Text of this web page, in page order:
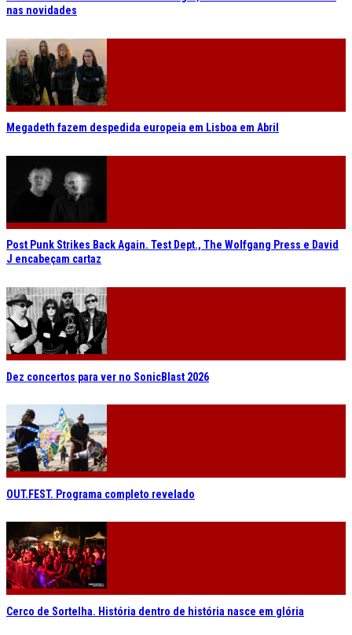
nas novidades
Megadeth fazem despedida europeia em Lisboa em Abril
Post Punk Strikes Back Again. Test Dept., The Wolfgang Press e David
J encabeçam cartaz
Dez concertos para ver no SonicBlast 2026
OUT.FEST. Programa completo revelado
Cerco de Sortelha. História dentro de história nasce em glória